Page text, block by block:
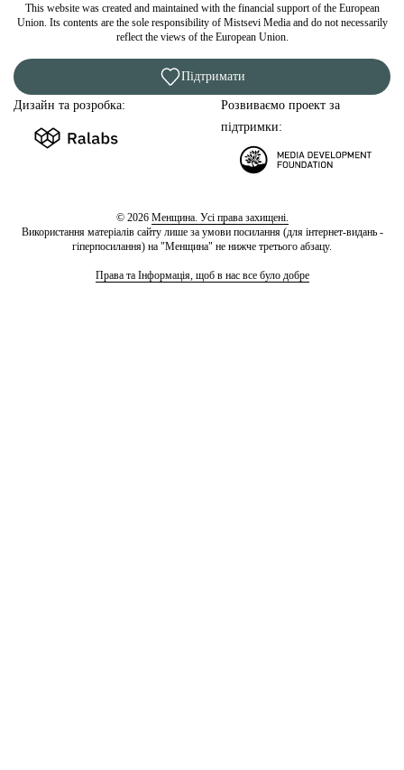
This website was created and maintained with the financial support of the European
Union. Its contents are the sole responsibility of Mistsevi Media and do not necessarily
reflect the views of the European Union.
Підтримати
Дизайн та розробка:
Розвиваємо проект за
підтримки:
© 2026 Менщина. Усі права захищені.
Використання матеріалів сайту лише за умови посилання (для інтернет-видань -
гіперпосилання) на "Менщина" не нижче третього абзацу.
Права та Інформація, щоб в нас все було добре